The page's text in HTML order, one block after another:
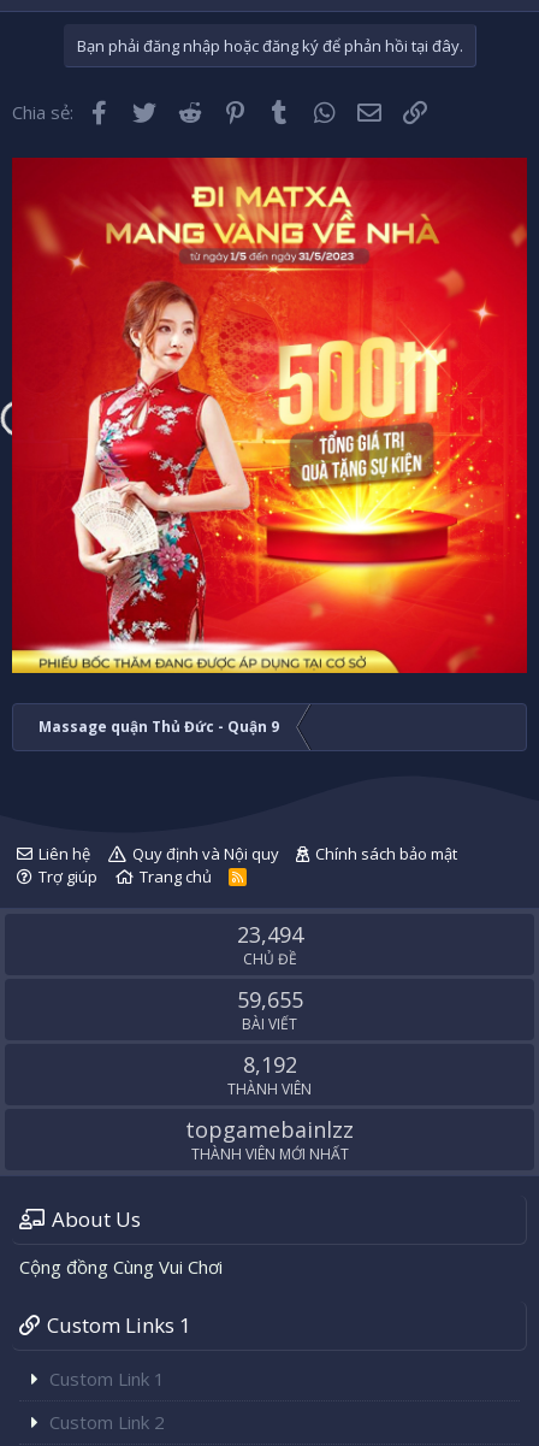
Bạn phải đăng nhập hoặc đăng ký để phản hồi tại đây.
Chia sẻ: Facebook
Twitter Reddit Pinterest
Tumblr WhatsApp
Email
Massage quận Thủ Đức - Quận 9
Liên hệ Quy định và Nội quy
Chính sách bảo mật
Trợ giúp
Trang chủ
R
S
23,494
CHỦ ĐỀ
59,655
BÀI VIẾT
8,192
THÀNH VIÊN
topgamebainlzz
THÀNH VIÊN MỚI NHẤT
About Us
Cộng đồng Cùng Vui Chơi
Custom Links 1
Custom Link 1
Custom Link 2